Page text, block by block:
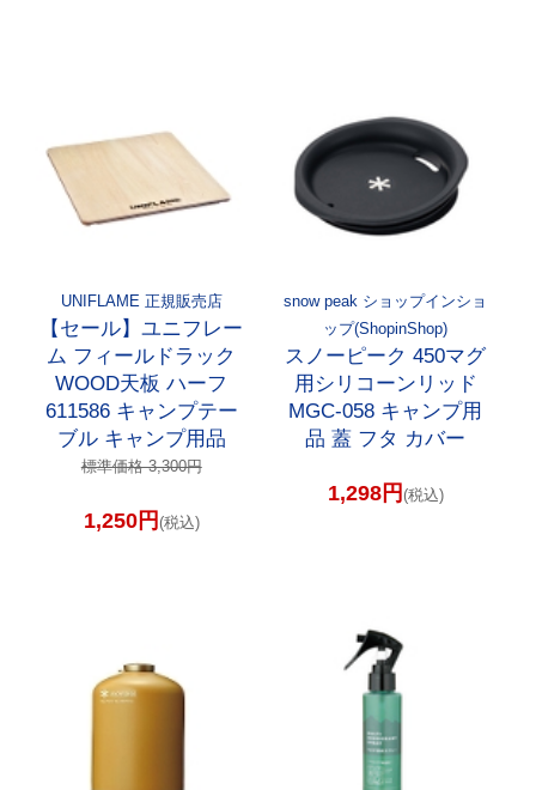
UNIFLAME 正規販売店
【セール】ユニフレー
ム フィールドラック
WOOD天板 ハーフ
611586 キャンプテー
ブル キャンプ用品
標準価格 3,300円
1,250円 (税込)
snow peak ショップインショ
ップ(ShopinShop)
スノーピーク 450マグ
用シリコーンリッド
MGC-058 キャンプ用
品 蓋 フタ カバー
1,298円 (税込)